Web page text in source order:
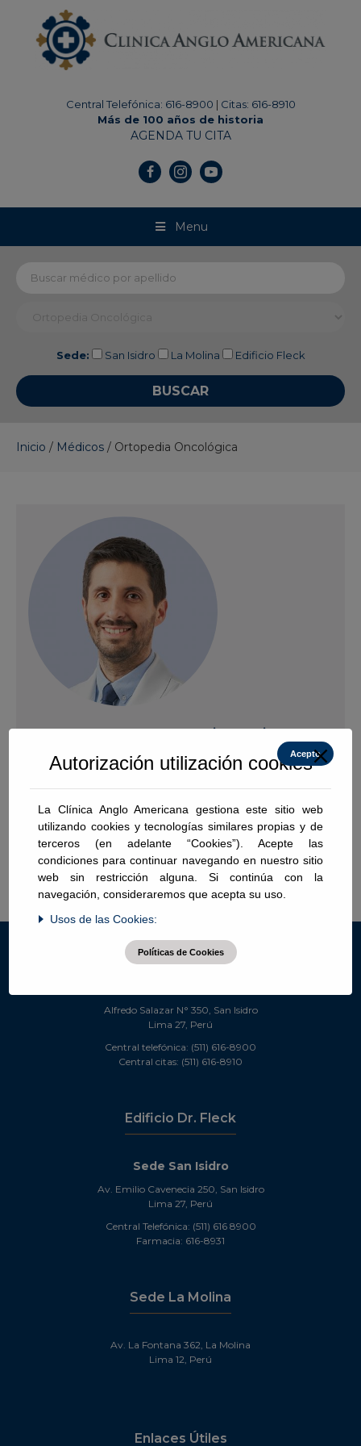
Central Telefónica: 616-8900 | Citas: 616-8910
Más de 100 años de historia
AGENDA TU CITA
Menu
Sede: San Isidro La Molina Edificio Fleck
Inicio / Médicos / Ortopedia Oncológica
De La Rosa Martino, Luis
ldelarosa@angloamericana.com.pe
Ver Perfil
Sede San Isidro
Alfredo Salazar N° 350, San Isidro
Lima 27, Perú
Central telefónica: (511) 616-8900
Central citas: (511) 616-8910
Edificio Dr. Fleck
Sede San Isidro
Av. Emilio Cavenecia 250, San Isidro
Lima 27, Perú
Central Telefónica: (511) 616 8900
Farmacia: 616-8931
Sede La Molina
Av. La Fontana 362, La Molina
Lima 12, Perú
Enlaces Útiles
Autorización utilización cookies
La Clínica Anglo Americana gestiona este sitio web
utilizando cookies y tecnologías similares propias y de
terceros (en adelante “Cookies”). Acepte las
condiciones para continuar navegando en nuestro sitio
web sin restricción alguna. Si continúa con la
navegación, consideraremos que acepta su uso.
Usos de las Cookies:
Acepto
Políticas de Cookies